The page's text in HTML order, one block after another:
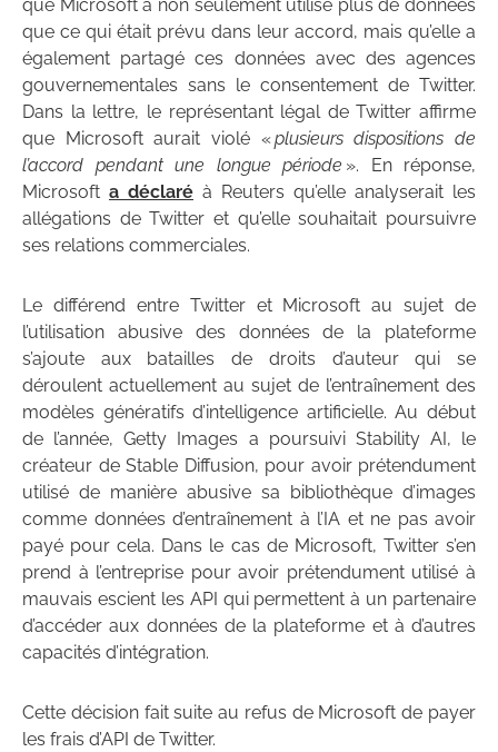
que Microsoft a non seulement utilisé plus de données
que ce qui était prévu dans leur accord, mais qu’elle a
également partagé ces données avec des agences
gouvernementales sans le consentement de Twitter.
Dans la lettre, le représentant légal de Twitter affirme
que Microsoft aurait violé «plusieurs dispositions de
l’accord pendant une longue période ». En réponse,
Microsoft a déclaré à Reuters qu’elle analyserait les
allégations de Twitter et qu’elle souhaitait poursuivre
ses relations commerciales.
Le différend entre Twitter et Microsoft au sujet de
l’utilisation abusive des données de la plateforme
s’ajoute aux batailles de droits d’auteur qui se
déroulent actuellement au sujet de l’entraînement des
modèles génératifs d’intelligence artificielle. Au début
de l’année, Getty Images a poursuivi Stability AI, le
créateur de Stable Diffusion, pour avoir prétendument
utilisé de manière abusive sa bibliothèque d’images
comme données d’entraînement à l’IA et ne pas avoir
payé pour cela. Dans le cas de Microsoft, Twitter s’en
prend à l’entreprise pour avoir prétendument utilisé à
mauvais escient les API qui permettent à un partenaire
d’accéder aux données de la plateforme et à d’autres
capacités d’intégration.
Cette décision fait suite au refus de Microsoft de payer
les frais d’API de Twitter.